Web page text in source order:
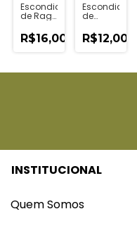
Escondidinho
de Ragu
Carne
Kids
R$16,00
Escondidinho
de
e
Quinoa
de
R$12,00
INSTITUCIONAL
Quem Somos